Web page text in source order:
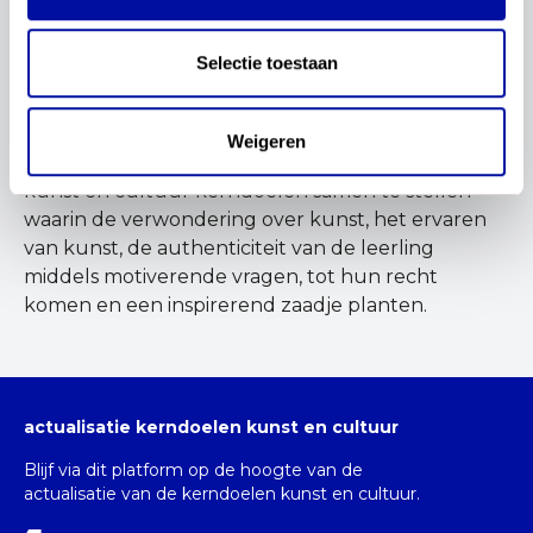
Selectie toestaan
Weigeren
Midsummernights dreamop mijn middelbare
school. Hoe de moonboots destijds voor magie
geplant.
kunst en cultuur kerndoelen samen te stellen
waarin de verwondering over kunst, het ervaren
van kunst, de authenticiteit van de leerling
middels motiverende vragen, tot hun recht
komen en een inspirerend zaadje planten.
actualisatie kerndoelen kunst en cultuur
Blijf via dit platform op de hoogte van de
actualisatie van de kerndoelen kunst en cultuur.